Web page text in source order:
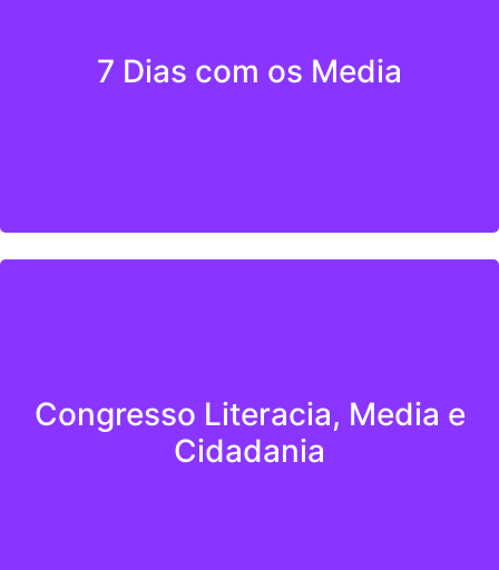
7 Dias com os Media
Saber Mais
Congresso Literacia, Media e
Cidadania
Saber Mais